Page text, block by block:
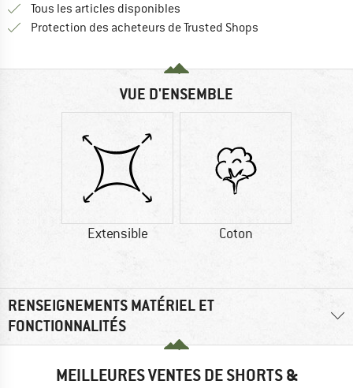
Tous les articles disponibles
Protection des acheteurs de Trusted Shops
VUE D'ENSEMBLE
Extensible Coton
RENSEIGNEMENTS MATÉRIEL ET
FONCTIONNALITÉS
MEILLEURES VENTES DE SHORTS &